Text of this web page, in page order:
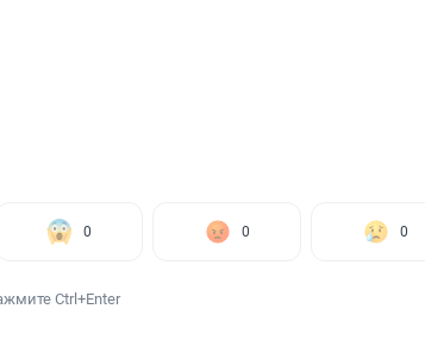
0 0 0
Ctrl+Enter